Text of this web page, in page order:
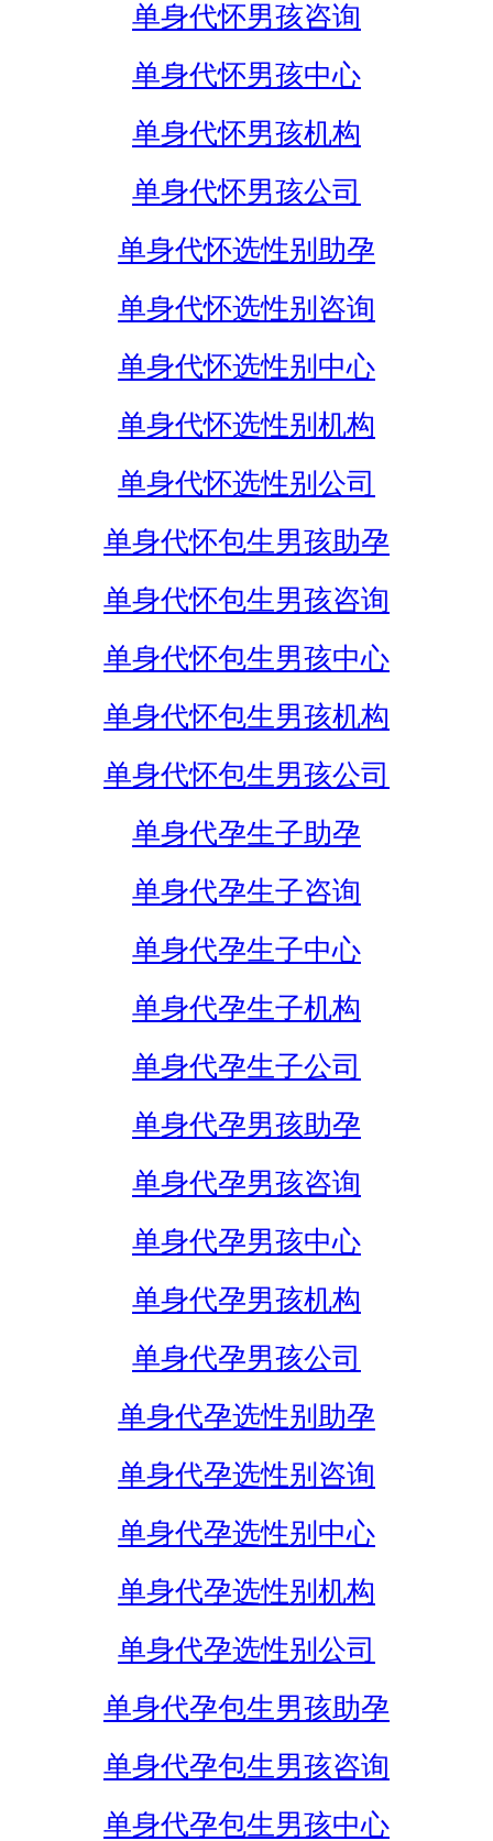
单身代怀男孩咨询
单身代怀男孩中心
单身代怀男孩机构
单身代怀男孩公司
单身代怀选性别助孕
单身代怀选性别咨询
单身代怀选性别中心
单身代怀选性别机构
单身代怀选性别公司
单身代怀包生男孩助孕
单身代怀包生男孩咨询
单身代怀包生男孩中心
单身代怀包生男孩机构
单身代怀包生男孩公司
单身代孕生子助孕
单身代孕生子咨询
单身代孕生子中心
单身代孕生子机构
单身代孕生子公司
单身代孕男孩助孕
单身代孕男孩咨询
单身代孕男孩中心
单身代孕男孩机构
单身代孕男孩公司
单身代孕选性别助孕
单身代孕选性别咨询
单身代孕选性别中心
单身代孕选性别机构
单身代孕选性别公司
单身代孕包生男孩助孕
单身代孕包生男孩咨询
单身代孕包生男孩中心